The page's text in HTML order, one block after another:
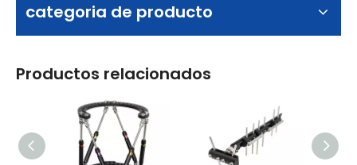
categoria de producto
Productos relacionados